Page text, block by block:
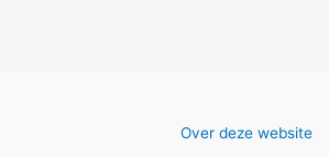
Over deze website